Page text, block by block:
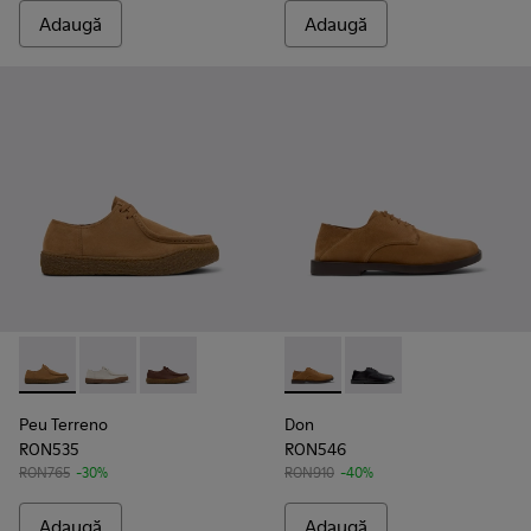
Adaugă Adaugă
Peu Terreno - K101099-002 - Pantofi din piele întoarsă
Peu Terreno - K101099-003 - Pantofi din piele
Peu Terreno - K101099-001 - Pantofi din
Peu Terreno
RON535
RON765 -30%
Don - K101012-004 -
Don - K101012-001
Don
RON546
RON910 -40%